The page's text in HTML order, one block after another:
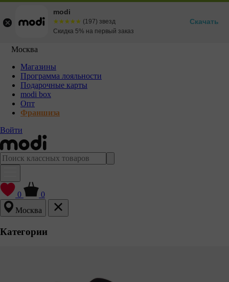
Москва
Магазины
Программа лояльности
Подарочные карты
modi box
Опт
Франшиза
Войти
0
0
Москва
Категории
modi
☆☆☆☆☆
★★★★★ (197) звезд
Скидка 5% на первый заказ
Скачать